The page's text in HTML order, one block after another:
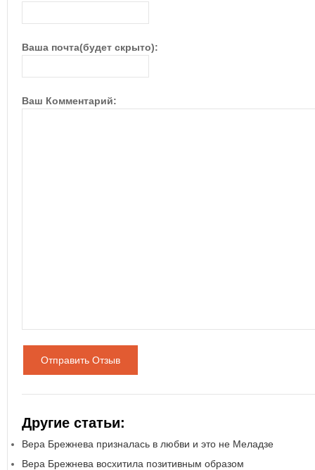
Ваша почта(будет скрыто):
Ваш Комментарий:
Отправить Отзыв
Другие статьи:
Вера Брежнева призналась в любви и это не Меладзе
Вера Брежнева восхитила позитивным образом